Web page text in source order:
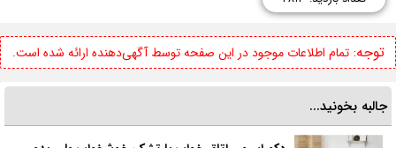
توجه:تمام اطلاعات موجود در این صفحه توسط آگهی‌دهنده ارائه شده است.
جالبه بخونید...